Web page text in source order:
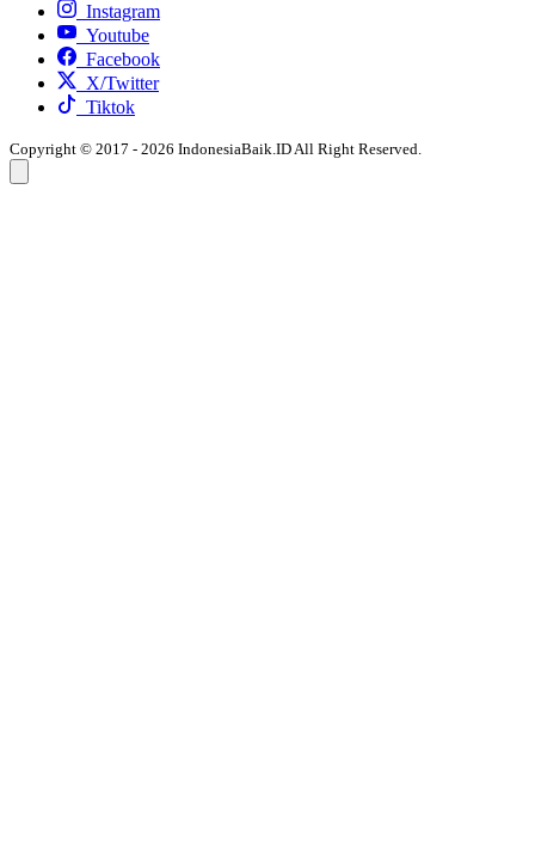
Instagram
Youtube
Facebook
X/Twitter
Tiktok
Copyright © 2017 - 2026 IndonesiaBaik.ID All Right Reserved.